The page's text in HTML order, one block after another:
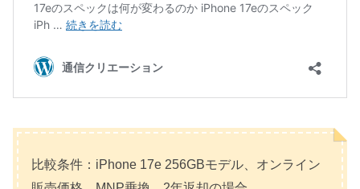
比較条件：iPhone 17e 256GBモデル、オンライン